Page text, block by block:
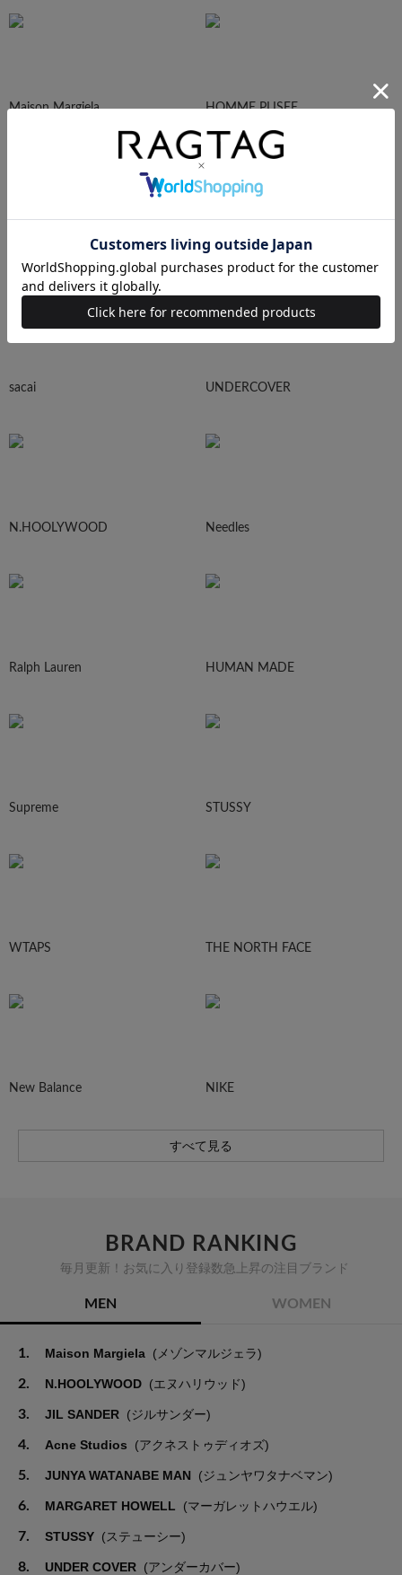
Maison Margiela HOMME PLISEE
Maison MIHARA YASUHIRO
sacai UNDERCOVER
N.HOOLYWOOD Needles
Ralph Lauren HUMAN MADE
Supreme STUSSY
WTAPS THE NORTH FACE
New Balance NIKE
すべて見る
BRAND RANKING
毎月更新！お気に入り登録数急上昇の注目ブランド
MEN WOMEN
1. Maison Margiela (メゾンマルジェラ)
2. N.HOOLYWOOD (エヌハリウッド)
3. JIL SANDER (ジルサンダー)
4. Acne Studios (アクネストゥディオズ)
5. JUNYA WATANABE MAN (ジュンヤワタナベマン)
6. MARGARET HOWELL (マーガレットハウエル)
7. STUSSY (ステューシー)
8. UNDER COVER (アンダーカバー)